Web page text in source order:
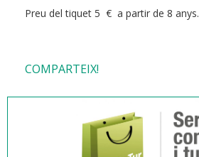
Preu del tiquet 5 € a partir de 8 anys.
COMPARTEIX!